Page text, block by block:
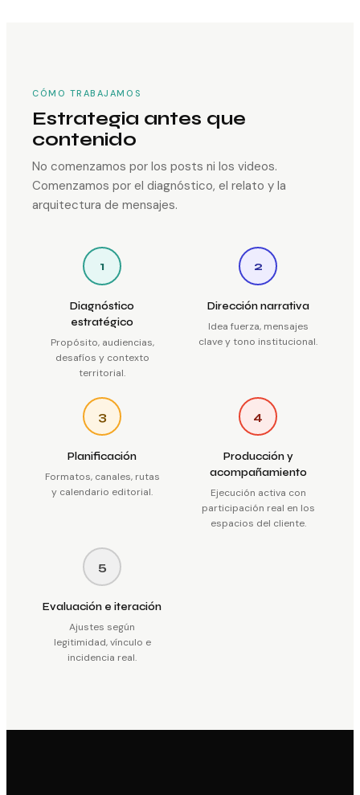
CÓMO TRABAJAMOS
Estrategia antes que
contenido
No comenzamos por los posts ni los videos.
Comenzamos por el diagnóstico, el relato y la
arquitectura de mensajes.
1
Diagnóstico
estratégico
Propósito, audiencias,
desafíos y contexto
territorial.
2
Dirección narrativa
Idea fuerza, mensajes
clave y tono institucional.
3
Planificación
Formatos, canales, rutas
y calendario editorial.
4
Producción y
acompañamiento
Ejecución activa con
participación real en los
espacios del cliente.
5
Evaluación e iteración
Ajustes según
legitimidad, vínculo e
incidencia real.